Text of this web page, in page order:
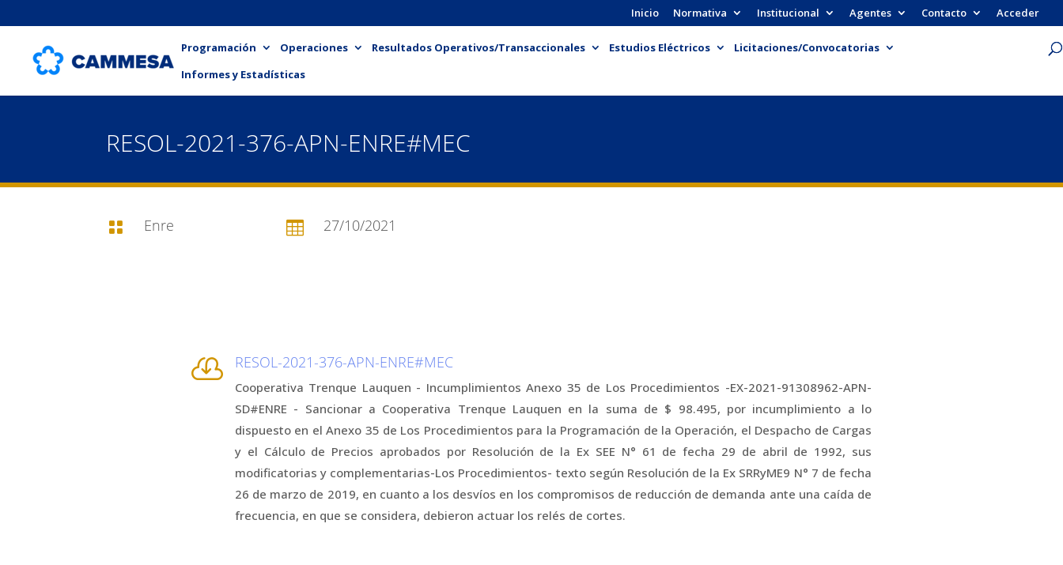
Inicio Normativa Institucional Agentes Contacto Acceder
Programación Operaciones Resultados Operativos/Transaccionales Estudios Eléctricos
Licitaciones/Convocatorias
Informes y Estadísticas
RESOL-2021-376-APN-ENRE#MEC
 Enre  27/10/2021
 RESOL-2021-376-APN-ENRE#MEC
Cooperativa Trenque Lauquen - Incumplimientos Anexo 35 de Los Procedimientos -EX-2021-91308962-APN-
SD#ENRE - Sancionar a Cooperativa Trenque Lauquen en la suma de $ 98.495, por incumplimiento a lo
dispuesto en el Anexo 35 de Los Procedimientos para la Programación de la Operación, el Despacho de Cargas
y el Cálculo de Precios aprobados por Resolución de la Ex SEE N° 61 de fecha 29 de abril de 1992, sus
modificatorias y complementarias-Los Procedimientos- texto según Resolución de la Ex SRRyME9 N° 7 de fecha
26 de marzo de 2019, en cuanto a los desvíos en los compromisos de reducción de demanda ante una caída de
frecuencia, en que se considera, debieron actuar los relés de cortes.